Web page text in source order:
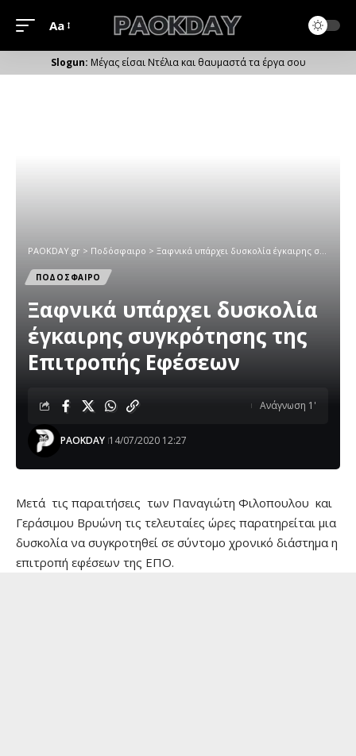
Μέγεθος
Γραμματοσειράς
Aa
Μέγας είσαι Ντέλια και θαυμαστά τα έργα σου
PAOKDAY.gr > Ποδόσφαιρο > Ξαφνικά υπάρχει δυσκολία έγκαιρης συγκρότησης της Επιτροπής Εφέσεων
ΠΟΔΟΣΦΑΙΡΟ
Ξαφνικά υπάρχει δυσκολία
έγκαιρης συγκρότησης της
Επιτροπής Εφέσεων
PAOKDAY 14/07/2020 12:27
Ανάγνωση 1'
Μετά τις παραιτήσεις των Παναγιώτη Φιλοπουλου και
Γεράσιμου Βρυώνη τις τελευταίες ώρες παρατηρείται μια
δυσκολία να συγκροτηθεί σε σύντομο χρονικό διάστημα η
επιτροπή εφέσεων της ΕΠΟ.